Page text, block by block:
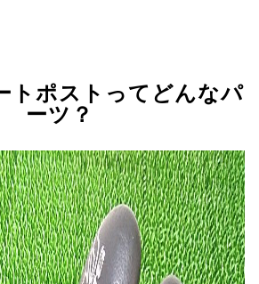
トポストってどんなパ
ーツ？